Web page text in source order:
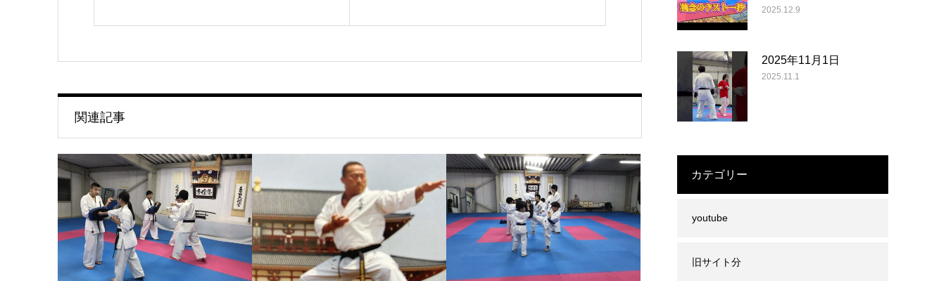
関連記事
2025.12.9
2025年11月1日
2025.11.1
カテゴリー
youtube
旧サイト分